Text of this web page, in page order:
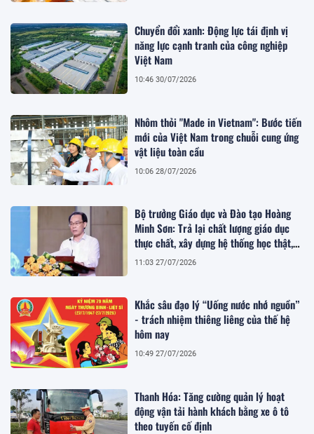
Chuyển đổi xanh: Động lực tái định vị
năng lực cạnh tranh của công nghiệp
Việt Nam
10:46 30/07/2026
Nhôm thỏi "Made in Vietnam": Bước tiến
mới của Việt Nam trong chuỗi cung ứng
vật liệu toàn cầu
10:06 28/07/2026
Bộ trưởng Giáo dục và Đào tạo Hoàng
Minh Sơn: Trả lại chất lượng giáo dục
thực chất, xây dựng hệ thống học thật,
thi thật
11:03 27/07/2026
Khắc sâu đạo lý “Uống nước nhớ nguồn”
- trách nhiệm thiêng liêng của thế hệ
hôm nay
10:49 27/07/2026
Thanh Hóa: Tăng cường quản lý hoạt
động vận tải hành khách bằng xe ô tô
theo tuyến cố định